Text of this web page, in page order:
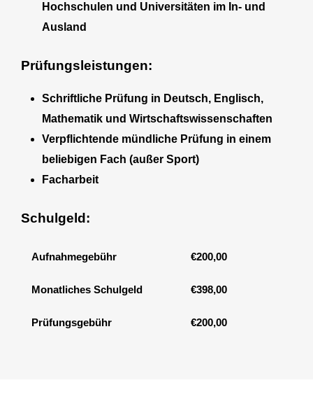
Hochschulen und Universitäten im In- und
Ausland
Prüfungsleistungen:
Schriftliche Prüfung in Deutsch, Englisch,
Mathematik und Wirtschaftswissenschaften
Verpflichtende mündliche Prüfung in einem
beliebigen Fach (außer Sport)
Facharbeit
Schulgeld:
Aufnahmegebühr €200,00
Monatliches Schulgeld €398,00
Prüfungsgebühr €200,00